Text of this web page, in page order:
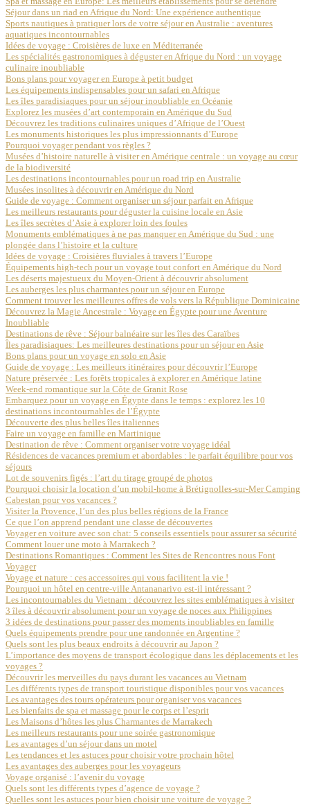
Séjour dans un riad en Afrique du Nord: Une expérience authentique
Sports nautiques à pratiquer lors de votre séjour en Australie : aventures
aquatiques incontournables
Idées de voyage : Croisières de luxe en Méditerranée
Les spécialités gastronomiques à déguster en Afrique du Nord : un voyage
culinaire inoubliable
Bons plans pour voyager en Europe à petit budget
Les équipements indispensables pour un safari en Afrique
Les îles paradisiaques pour un séjour inoubliable en Océanie
Explorez les musées d’art contemporain en Amérique du Sud
Découvrez les traditions culinaires uniques d’Afrique de l’Ouest
Les monuments historiques les plus impressionnants d’Europe
Pourquoi voyager pendant vos règles ?
Musées d’histoire naturelle à visiter en Amérique centrale : un voyage au cœur
de la biodiversité
Les destinations incontournables pour un road trip en Australie
Musées insolites à découvrir en Amérique du Nord
Guide de voyage : Comment organiser un séjour parfait en Afrique
Les meilleurs restaurants pour déguster la cuisine locale en Asie
Les îles secrètes d’Asie à explorer loin des foules
Monuments emblématiques à ne pas manquer en Amérique du Sud : une
plongée dans l’histoire et la culture
Idées de voyage : Croisières fluviales à travers l’Europe
Équipements high-tech pour un voyage tout confort en Amérique du Nord
Les déserts majestueux du Moyen-Orient à découvrir absolument
Les auberges les plus charmantes pour un séjour en Europe
Comment trouver les meilleures offres de vols vers la République Dominicaine
Découvrez la Magie Ancestrale : Voyage en Égypte pour une Aventure
Inoubliable
Destinations de rêve : Séjour balnéaire sur les îles des Caraïbes
Îles paradisiaques: Les meilleures destinations pour un séjour en Asie
Bons plans pour un voyage en solo en Asie
Guide de voyage : Les meilleurs itinéraires pour découvrir l’Europe
Nature préservée : Les forêts tropicales à explorer en Amérique latine
Week-end romantique sur la Côte de Granit Rose
Embarquez pour un voyage en Égypte dans le temps : explorez les 10
destinations incontournables de l’Égypte
Découverte des plus belles îles italiennes
Faire un voyage en famille en Martinique
Destination de rêve : Comment organiser votre voyage idéal
Résidences de vacances premium et abordables : le parfait équilibre pour vos
séjours
Lot de souvenirs figés : l’art du tirage groupé de photos
Pourquoi choisir la location d’un mobil-home à Brétignolles-sur-Mer Camping
Cabestan pour vos vacances ?
Visiter la Provence, l’un des plus belles régions de la France
Ce que l’on apprend pendant une classe de découvertes
Voyager en voiture avec son chat: 5 conseils essentiels pour assurer sa sécurité
Comment louer une moto à Marrakech ?
Destinations Romantiques : Comment les Sites de Rencontres nous Font
Voyager
Voyage et nature : ces accessoires qui vous facilitent la vie !
Pourquoi un hôtel en centre-ville Antananarivo est-il intéressant ?
Les incontournables du Vietnam : découvrez les sites emblématiques à visiter
3 îles à découvrir absolument pour un voyage de noces aux Philippines
3 idées de destinations pour passer des moments inoubliables en famille
Quels équipements prendre pour une randonnée en Argentine ?
Quels sont les plus beaux endroits à découvrir au Japon ?
L’importance des moyens de transport écologique dans les déplacements et les
voyages ?
Découvrir les merveilles du pays durant les vacances au Vietnam
Les différents types de transport touristique disponibles pour vos vacances
Les avantages des tours opérateurs pour organiser vos vacances
Les bienfaits de spa et massage pour le corps et l’esprit
Les Maisons d’hôtes les plus Charmantes de Marrakech
Les meilleurs restaurants pour une soirée gastronomique
Les avantages d’un séjour dans un motel
Les tendances et les astuces pour choisir votre prochain hôtel
Les avantages des auberges pour les voyageurs
Voyage organisé : l’avenir du voyage
Quels sont les différents types d’agence de voyage ?
Quelles sont les astuces pour bien choisir une voiture de voyage ?